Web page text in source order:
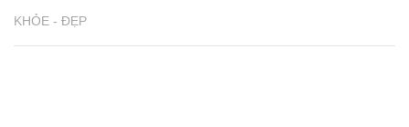
KHỎE - ĐẸP